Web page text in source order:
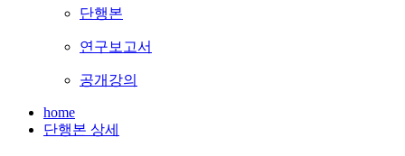
단행본
연구보고서
공개강의
home
단행본 상세